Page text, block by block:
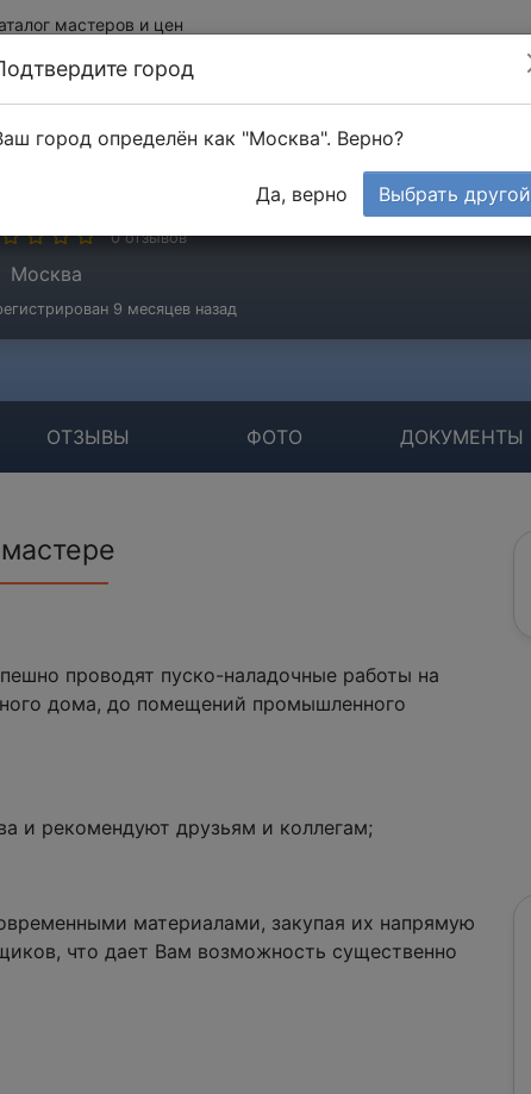
мастеров и цен
0 отзывов
Москва
9 месяцев назад
ОТЗЫВЫ ФОТО ДОКУМЕНТЫ
проводят пуско-наладочные работы на
дома, до помещений промышленного
и рекомендуют друзьям и коллегам;
материалами, закупая их напрямую
что дает Вам возможность существенно
город
город определён как "Москва". Верно?
Да, верно Выбрать другой